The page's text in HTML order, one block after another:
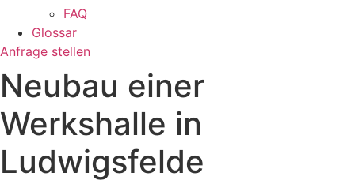
FAQ
Glossar
Anfrage stellen
Neubau einer
Werkshalle in
Ludwigsfelde